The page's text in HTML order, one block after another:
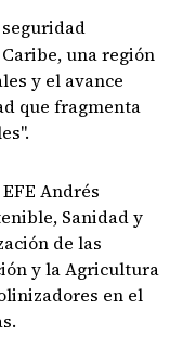
una región
y el avance
que fragmenta
Andrés
Sanidad y
de las
y la Agricultura
en el